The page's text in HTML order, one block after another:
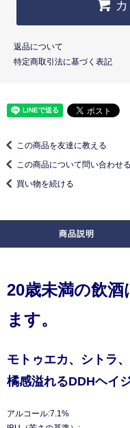
返品について
特定商取引法に基づく表記
この商品を友達に教える
この商品について問い合わせる
買い物を続ける
商品説明
20歳未満の飲
ます。
モトゥエカ、シトラ
橘感溢れるDDHヘイ
アルコール:7.1%